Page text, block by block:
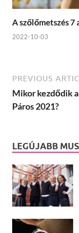
A szőlőmetszés 7
2022-10-03
PREVIOUS
Mikor kezdődik
Páros 2021?
LEGÚJABB